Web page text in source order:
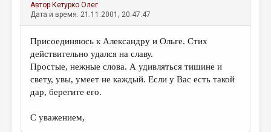
Автор Кетурко Олег
Дата и время: 21.11.2001, 20:47:47
Присоединяюсь к Александру и Ольге. Стих
действительно удался на славу.
Простые, нежные слова. А удивляться тишине и
свету, увы, умеет не каждый. Если у Вас есть такой
дар, берегите его.
С уважением,